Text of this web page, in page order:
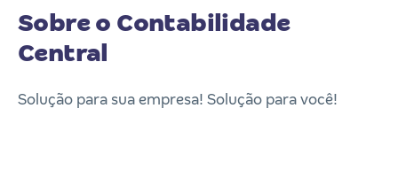
Sobre o Contabilidade
Central
Solução para sua empresa! Solução para você!